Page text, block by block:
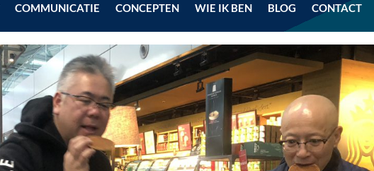
COMMUNICATIE CONCEPTEN WIE IK BEN BLOG CONTACT